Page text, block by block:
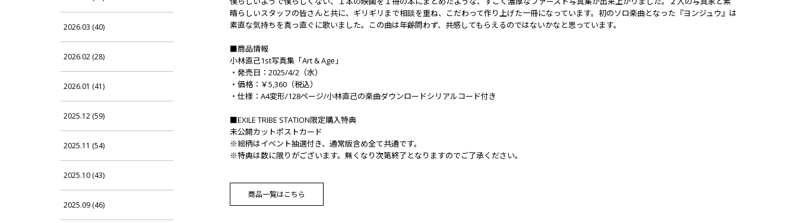
2026.03 (40)
2026.02 (28)
2026.01 (41)
2025.12 (59)
2025.11 (54)
2025.10 (43)
2025.09 (46)
晴らしいスタッフの皆さんと共に、ギリギリまで相談を重ね、こだわって作り上げた一冊になっています。初のソロ楽曲となった『ヨンジュウ』は
素直な気持ちを真っ直ぐに歌いました。この曲は年齢問わず、共感してもらえるのではないかなと思っています。
■商品情報
小林直己1st写真集「Art & Age」
・発売日：2025/4/2（水）
・価格：￥5,360（税込）
・仕様：A4変形/128ページ/小林直己の楽曲ダウンロードシリアルコード付き
■EXILE TRIBE STATION限定購入特典
未公開カットポストカード
※絵柄はイベント抽選付き、通常版含め全て共通です。
※特典は数に限りがございます。無くなり次第終了となりますのでご了承ください。
商品一覧はこちら